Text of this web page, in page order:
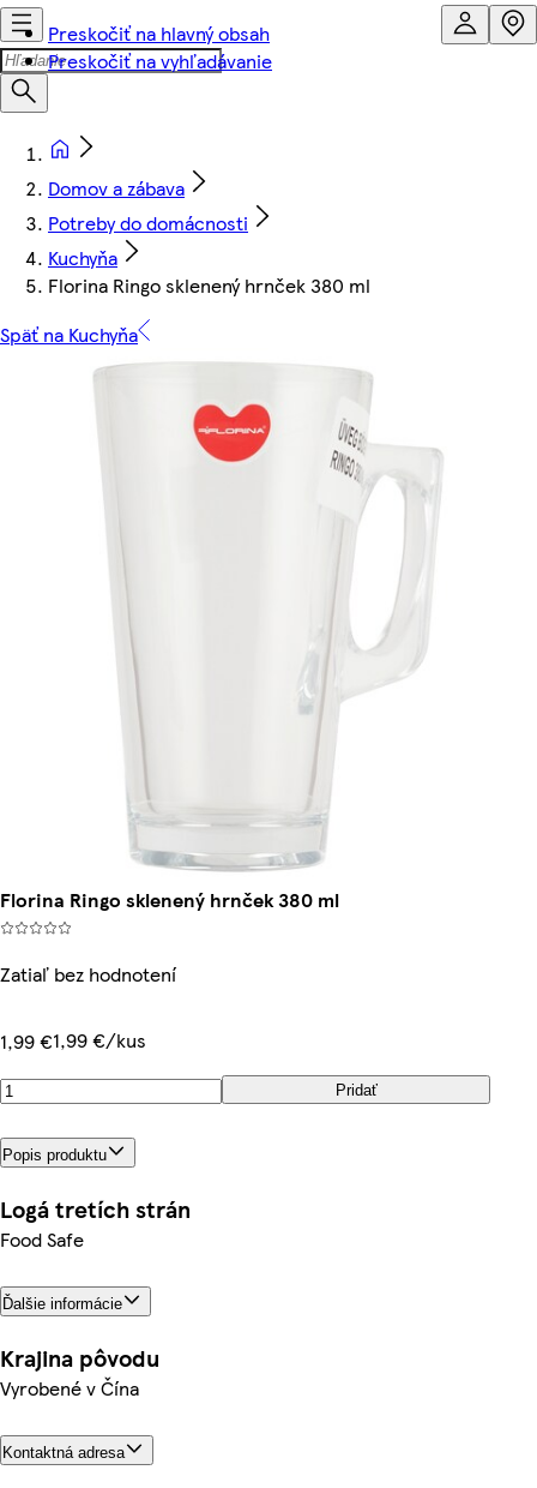
Preskočiť na hlavný obsah
Preskočiť na vyhľadávanie
Domov a zábava
Potreby do domácnosti
Kuchyňa
Florina Ringo sklenený hrnček 380 ml
Späť na Kuchyňa
Florina Ringo sklenený hrnček 380 ml
Zatiaľ bez hodnotení
1,99 €1,99 €/kus
Pridať
Popis produktu
Logá tretích strán
Food Safe
Ďalšie informácie
Krajina pôvodu
Vyrobené v Čína
Kontaktná adresa